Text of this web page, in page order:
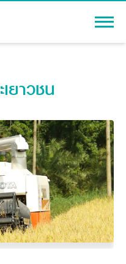
ยาวชน